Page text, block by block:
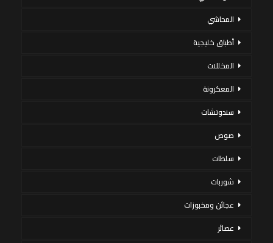
المحاشي
أطباق خليجية
المخللات
المعكرونة
سندوتشات
صوص
سلطات
شوربات
عجائن ومخبوزات
عصائر